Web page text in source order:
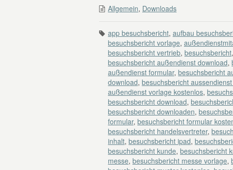
Allgemein, Downloads
app besuchsbericht, aufbau
besuchsbericht vorlage,
besuchsbericht vertrieb, besuchsbericht,
besuchsbericht außendienst download,
außendienst formular, besuchsbericht
download, besuchsbericht
außendienst vorlage kostenlos,
besuchsbericht download,
besuchsbericht downloaden,
formular, besuchsbericht formular
besuchsbericht handelsvertreter,
inhalt, besuchsbericht ipad,
besuchsbericht kunde, besuchsbericht
messe, besuchsbericht messe vorlage,